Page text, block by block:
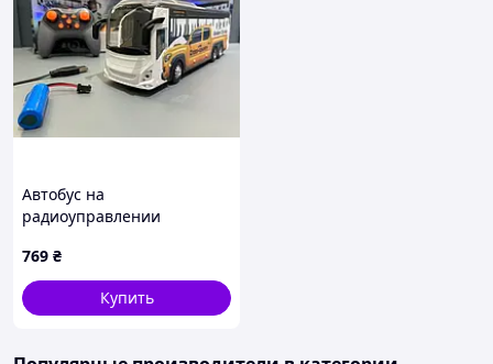
Автобус на
радиоуправлении
Белый (295-3)
769 ₴
Купить